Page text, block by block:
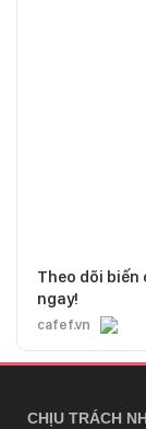
Theo dõi
ngay!
cafef.vn
CHỊU TRÁCH